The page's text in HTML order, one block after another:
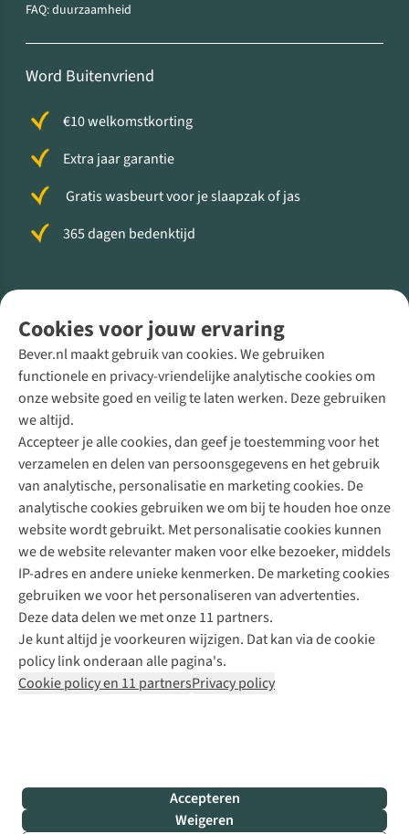
Cookies voor jouw ervaring
Bever.nl maakt gebruik van cookies. We gebruiken
functionele en privacy-vriendelijke analytische cookies om
onze website goed en veilig te laten werken. Deze gebruiken
we altijd.
Accepteer je alle cookies, dan geef je toestemming voor het
verzamelen en delen van persoonsgegevens en het gebruik
van analytische, personalisatie en marketing cookies. De
analytische cookies gebruiken we om bij te houden hoe onze
website wordt gebruikt. Met personalisatie cookies kunnen
we de website relevanter maken voor elke bezoeker, middels
IP-adres en andere unieke kenmerken. De marketing cookies
gebruiken we voor het personaliseren van advertenties.
Deze data delen we met onze 11 partners.
Je kunt altijd je voorkeuren wijzigen. Dat kan via de cookie
policy link onderaan alle pagina's.
Cookie policy en 11 partnersPrivacy policy
Accepteren
Weigeren
FAQ: duurzaamheid
Word Buitenvriend
€10 welkomstkorting
Extra jaar garantie
Gratis wasbeurt voor je slaapzak of jas
365 dagen bedenktijd
Direct advies van een Buitenexpert
+31 (0)85 888 50 88
+31 6 12 28 49 80
Contactformulier
Bever
B.V.